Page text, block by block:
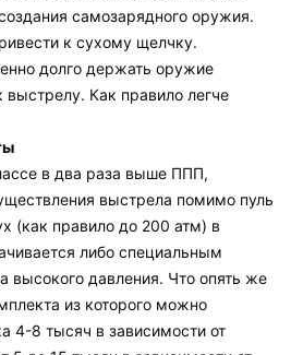
самозарядного оружия.
к сухому щелчку.
долго держать оружие
Как правило легче
в два раза выше ППП,
выстрела помимо пуль
(как правило до 200 атм) в
либо специальным
высокого давления. Что опять же
из которого можно
4-8 тысяч в зависимости от